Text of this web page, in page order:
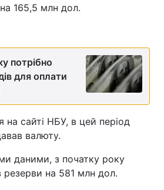
165,5 млн дол.
потрібно
для оплати
на сайті НБУ, в цей період
валюту.
даними, з початку року
на 581 млн дол.